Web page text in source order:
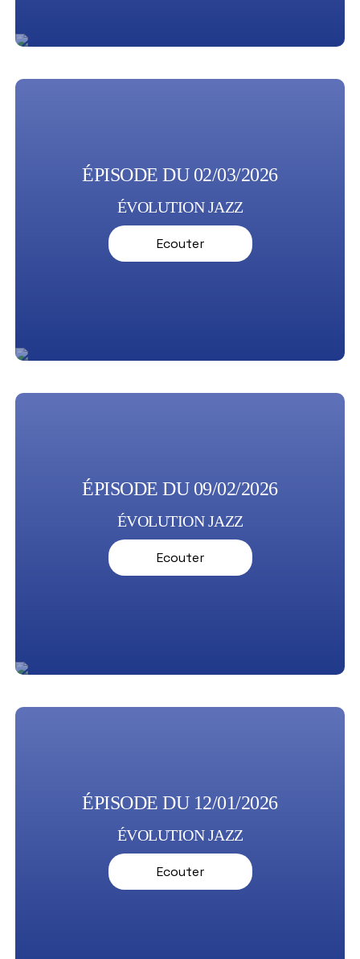
ÉPISODE DU 02/03/2026
ÉVOLUTION JAZZ
Ecouter
ÉPISODE DU 09/02/2026
ÉVOLUTION JAZZ
Ecouter
ÉPISODE DU 12/01/2026
ÉVOLUTION JAZZ
Ecouter